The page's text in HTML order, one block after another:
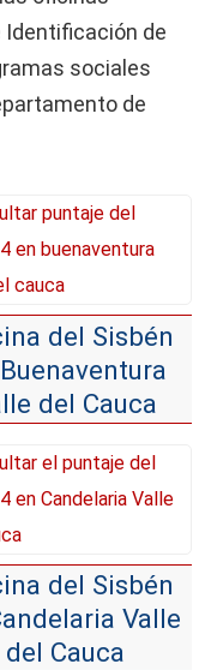
Identificación de
sociales
de
del Sisbén
del Cauca
del Sisbén
Valle
del Cauca